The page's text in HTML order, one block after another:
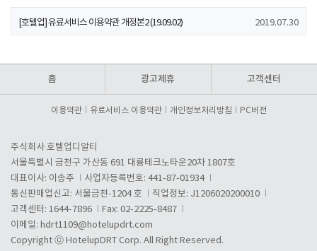
[호텔업] 유료서비스 이용약관 개정본2 (19.09.02) 2019.07.30
홈 광고제휴 고객센터
이용약관 유료서비스 이용약관 개인정보처리방침 PC버전
주식회사 호텔업디알티
서울특별시 금천구 가산동 691 대륭테크노타운20차 1807호
대표이사: 이송주
사업자등록번호: 441-87-01934
통신판매업신고: 서울금천-1204 호
직업정보: J1206020200010
고객센터: 1644-7896
Fax: 02-2225-8487
이메일: hdrt1109@hotelupdrt.com
Copyright ⓒ HotelupDRT Corp. All Right Reserved.